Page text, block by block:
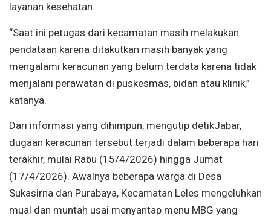
layanan kesehatan.
“Saat ini petugas dari kecamatan masih melakukan
pendataan karena ditakutkan masih banyak yang
mengalami keracunan yang belum terdata karena tidak
menjalani perawatan di puskesmas, bidan atau klinik,”
katanya.
Dari informasi yang dihimpun, mengutip detikJabar,
dugaan keracunan tersebut terjadi dalam beberapa hari
terakhir, mulai Rabu (15/4/2026) hingga Jumat
(17/4/2026). Awalnya beberapa warga di Desa
Sukasirna dan Purabaya, Kecamatan Leles mengeluhkan
mual dan muntah usai menyantap menu MBG yang